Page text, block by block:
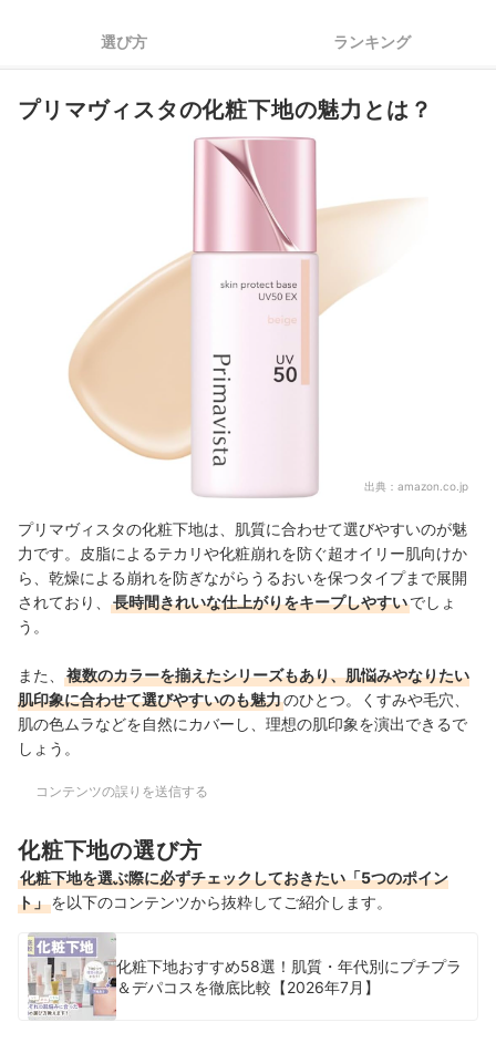
4
日焼け止め効果がほしいなら、SPF相当値50以上、PA相当値
++++の化粧下地がおすすめ
プリマヴィスタの化粧下地全21商品おすすめ人気ランキング
プリマヴィスタの化粧下地の売れ筋ランキングもチェック！
選び方 ランキング
プリマヴィスタの化粧下地の魅力とは？
出典： amazon.co.jp
プリマヴィスタの化粧下地は、肌質に合わせて選びやすいのが魅
力です。皮脂によるテカリや化粧崩れを防ぐ超オイリー肌向けか
ら、乾燥による崩れを防ぎながらうるおいを保つタイプまで展開
されており、
長時間きれいな仕上がりをキープしやすいでしょ
う。
また、
複数のカラーを揃えたシリーズもあり、肌悩みやなりたい
肌印象に合わせて選びやすいのも魅力のひとつ。くすみや毛穴、
肌の色ムラなどを自然にカバーし、理想の肌印象を演出できるで
しょう。
コンテンツの誤りを送信する
化粧下地の選び方
化粧下地を選ぶ際に必ずチェックしておきたい「5つのポイン
ト」を以下のコンテンツから抜粋してご紹介します。
化粧下地おすすめ58選！肌質・年代別にプチプラ
＆デパコスを徹底比較【2026年7月】